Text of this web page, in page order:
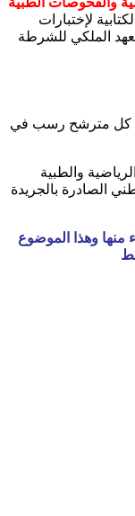
لإختبارات
الملكي للشرطة
كل مترشح رسب في
والطبية
الصادرة بالجريدة
سنة 2018 تم الإنتهاء منها وهذا الموضوع